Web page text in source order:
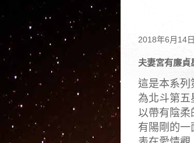
2018年6月14
夫妻宮有廉貞
這是本系列
為北斗第
以帶有陰柔
有陽剛的